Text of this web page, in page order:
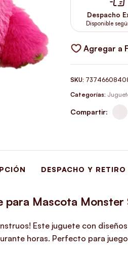
Despacho
Disponible
Agregar a
SKU:
Categorías:
Compartir:
DESPACHO Y
para Mascota Monster
Este juguete con
horas. Perfecto para